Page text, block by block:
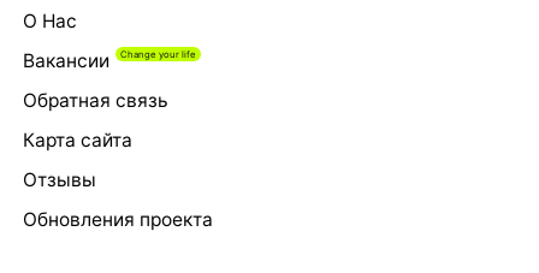
О Нас
Вакансии
Обратная связь
Карта сайта
Отзывы
Обновления проекта